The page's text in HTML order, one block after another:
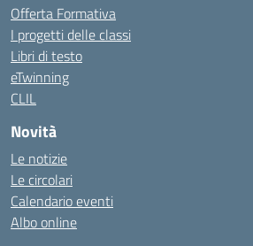
Offerta Formativa
I progetti delle classi
Libri di testo
eTwinning
CLIL
Novità
Le notizie
Le circolari
Calendario eventi
Albo online